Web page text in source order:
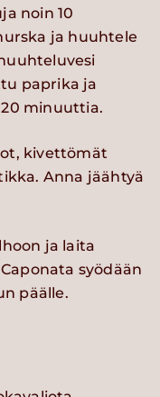
noin 10
ja huuhtele
paprika ja
minuuttia.
kivettömät
Anna jäähtyä
ja laita
syödään
päälle.